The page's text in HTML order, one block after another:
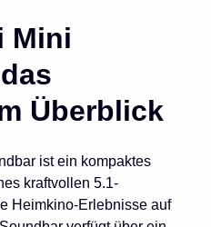
Mini
Überblick
ist ein kompaktes
kraftvollen 5.1-
Heimkino-Erlebnisse auf